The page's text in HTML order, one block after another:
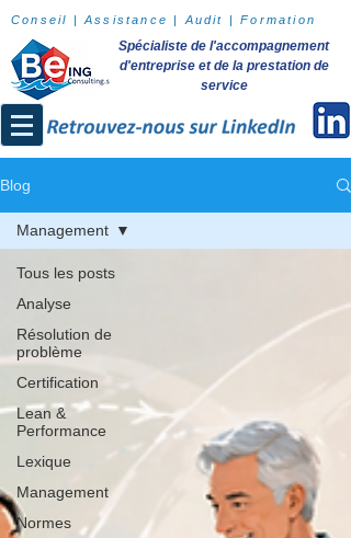
Conseil | Assistance | Audit | Formation
Spécialiste de l'accompagnement
d'entreprise et de la prestation de
service
Blog
Tous les posts
Analyse
Résolution de
problème
Certification
Lean &
Performance
Lexique
Management
Normes
Management